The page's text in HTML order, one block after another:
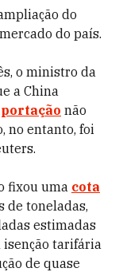
do
do país.
o ministro da
a China
não
no entanto, foi
fixou uma cota
de toneladas,
estimadas
isenção tarifária
de quase